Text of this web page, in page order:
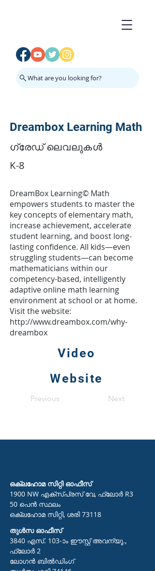
What are you looking for?
Dreambox Learning Math
ഗ്രേഡ് ലെവലുകൾ
K-8
DreamBox Learning© Math
empowers students to master the
key concepts of elementary math,
increase achievement, accelerate
student learning, and boost long-
lasting confidence. All kids—even
struggling students—can become
mathematicians within our
competency-based, intelligently
adaptive online math learning
environment at school or at home.
Visit the website:
http://www.dreambox.com/why-
dreambox
Video
Website
Previous Next
ഒക്ലഹോമ സിറ്റി ഓഫീസ്
1900 NW എക്സ്പ്രസ് വേ, ഫ്ലോർ R3
50 പെൻ സ്ഥലം
ഒക്ലഹോമ സിറ്റി, ശരി 73118
തുൾസ ഓഫീസ്
3840 എസ്. 103-ാം ഈസ്റ്റ് അവന്യൂ.,
ഫ്ലോർ 2
ലോഗൻ ബിൽഡിംഗ്